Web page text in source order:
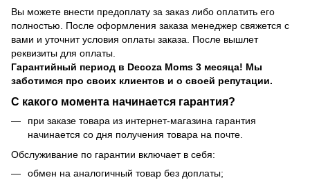
Вы можете внести предоплату за заказ либо оплатить его
полностью. После оформления заказа менеджер свяжется с
вами и уточнит условия оплаты заказа. После вышлет
реквизиты для оплаты.
Гарантийный период в Decoza Moms 3 месяца! Мы
заботимся про своих клиентов и о своей репутации.
С какого момента начинается гарантия?
при заказе товара из интернет-магазина гарантия
начинается со дня получения товара на почте.
Обслуживание по гарантии включает в себя:
обмен на аналогичный товар без доплаты;